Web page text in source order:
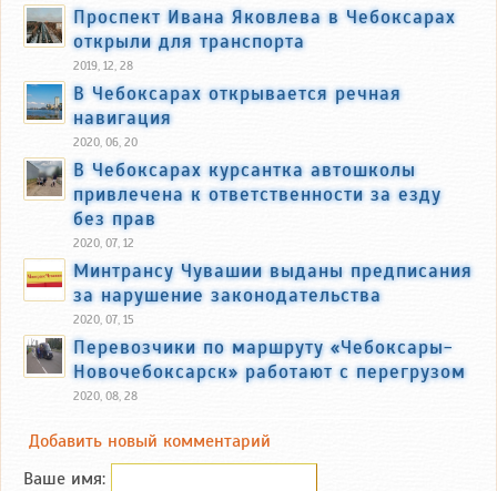
Проспект Ивана Яковлева в Чебоксарах
открыли для транспорта
2019, 12, 28
В Чебоксарах открывается речная
навигация
2020, 06, 20
В Чебоксарах курсантка автошколы
привлечена к ответственности за езду
без прав
2020, 07, 12
Минтрансу Чувашии выданы предписания
за нарушение законодательства
2020, 07, 15
Перевозчики по маршруту «Чебоксары-
Новочебоксарск» работают с перегрузом
2020, 08, 28
Добавить новый комментарий
Ваше имя: